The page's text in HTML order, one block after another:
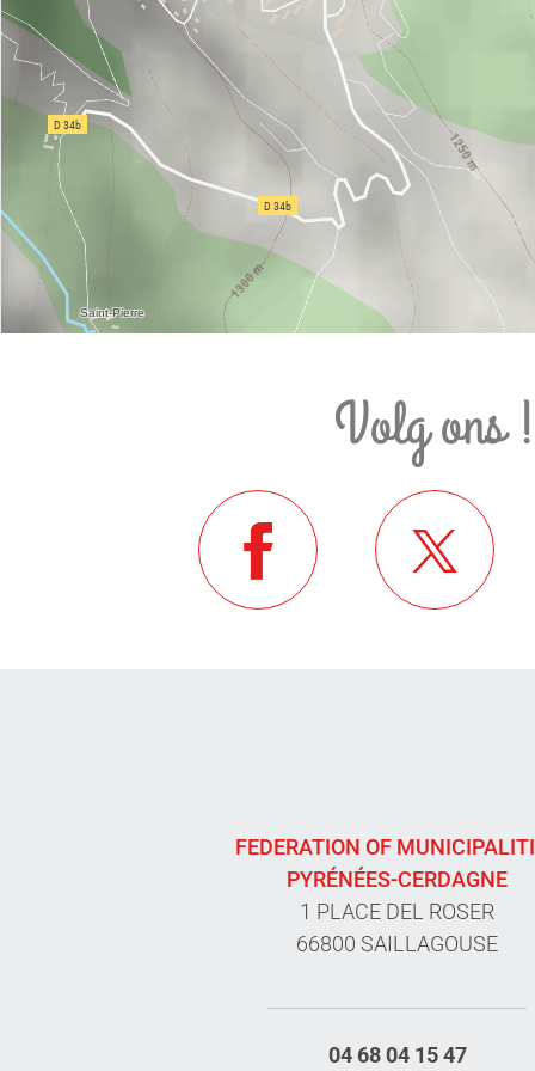
Volg ons !
FEDERATION OF
PYRÉNÉES-CERDAGNE
1 PLACE DEL ROSER
66800 SAILLAGOUSE
04 68 04 15 47